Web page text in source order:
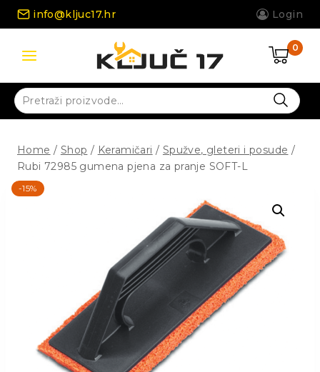
Skip
info@kljuc17.hr Login
0
Pretraži:
Home / Shop / Keramičari / Spužve, gleteri i posude /
Rubi 72985 gumena pjena za pranje SOFT-L
-15%